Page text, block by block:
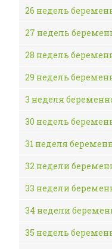
26 недель
27 недель
28 недель
29 недель
3 неделя
30 недель
31 неделя
32 недели
33 недели
34 недели
35 недель